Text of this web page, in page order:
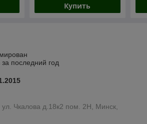
Купить
последний год
ул. Чкалова д.18к2 пом. 2Н, Минск,